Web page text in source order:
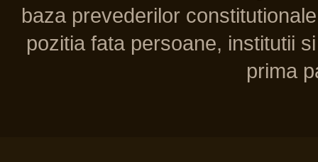
baza prevederilor
pozitia fata persoane, institutii
prima